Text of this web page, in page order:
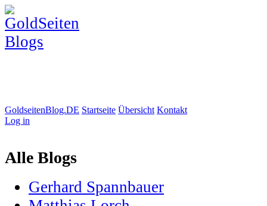
GoldseitenBlog.DE Startseite Übersicht Kontakt
Log in
Alle Blogs
Gerhard Spannbauer